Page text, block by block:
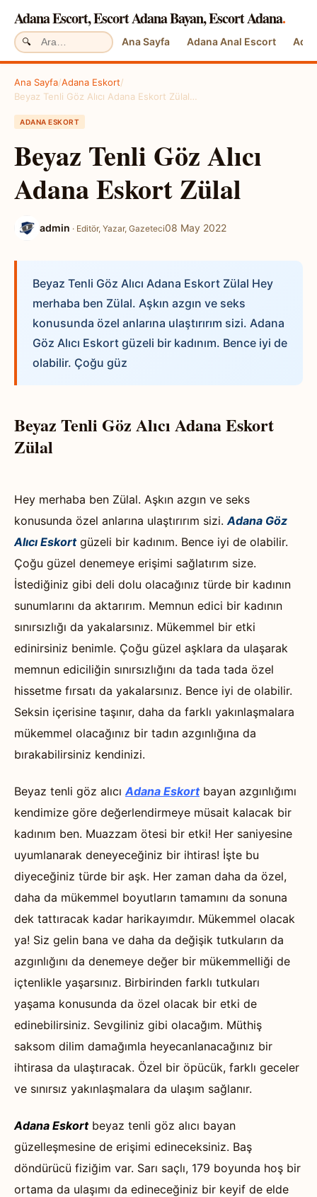
Adana Escort, Escort Adana Bayan, Escort Adana.
Ana Sayfa Adana Anal Escort
Ana Sayfa/Adana Eskort/
Beyaz Tenli Göz Alıcı Adana Eskort Zülal…
ADANA ESKORT
Beyaz Tenli Göz Alıcı
Adana Eskort Zülal
admin · Editör, Yazar, Gazeteci08 May 2022
Beyaz Tenli Göz Alıcı Adana Eskort Zülal Hey
merhaba ben Zülal. Aşkın azgın ve seks
konusunda özel anlarına ulaştırırım sizi. Adana
Göz Alıcı Eskort güzeli bir kadınım. Bence iyi de
olabilir. Çoğu güz
Beyaz Tenli Göz Alıcı Adana Eskort
Zülal
Hey merhaba ben Zülal. Aşkın azgın ve seks
konusunda özel anlarına ulaştırırım sizi.Adana Göz
Alıcı Eskortgüzeli bir kadınım. Bence iyi de olabilir.
Çoğu güzel denemeye erişimi sağlatırım size.
İstediğiniz gibi deli dolu olacağınız türde bir kadının
sunumlarını da aktarırım. Memnun edici bir kadının
sınırsızlığı da yakalarsınız. Mükemmel bir etki
edinirsiniz benimle. Çoğu güzel aşklara da ulaşarak
memnun ediciliğin sınırsızlığını da tada tada özel
hissetme fırsatı da yakalarsınız. Bence iyi de olabilir.
Seksin içerisine taşınır, daha da farklı yakınlaşmalara
mükemmel olacağınız bir tadın azgınlığına da
bırakabilirsiniz kendinizi.
Beyaz tenli göz alıcıAdana Eskortbayan azgınlığımı
kendimize göre değerlendirmeye müsait kalacak bir
kadınım ben. Muazzam ötesi bir etki! Her saniyesine
uyumlanarak deneyeceğiniz bir ihtiras! İşte bu
diyeceğiniz türde bir aşk. Her zaman daha da özel,
daha da mükemmel boyutların tamamını da sonuna
dek tattıracak kadar harikayımdır. Mükemmel olacak
ya! Siz gelin bana ve daha da değişik tutkuların da
azgınlığını da denemeye değer bir mükemmelliği de
içtenlikle yaşarsınız. Birbirinden farklı tutkuları
yaşama konusunda da özel olacak bir etki de
edinebilirsiniz. Sevgiliniz gibi olacağım. Müthiş
saksom dilim damağımla heyecanlanacağınız bir
ihtirasa da ulaştıracak. Özel bir öpücük, farklı geceler
ve sınırsız yakınlaşmalara da ulaşım sağlanır.
Adana Eskortbeyaz tenli göz alıcı bayan
güzelleşmesine de erişimi edineceksiniz. Baş
döndürücü fiziğim var. Sarı saçlı, 179 boyunda hoş bir
ortama da ulaşımı da edineceğiniz bir keyif de elde